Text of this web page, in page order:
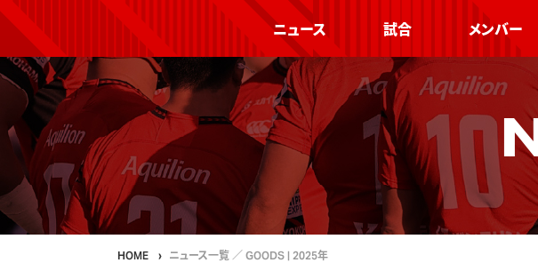
ニュース 試合 メンバー
HOME ニュース一覧 ／ GOODS | 2025年